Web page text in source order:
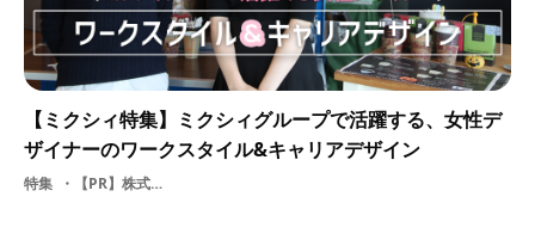
【ミクシィ特集】ミクシィグループで活躍する、女性デ
ザイナーのワークスタイル&キャリアデザイン
特集 【PR】株式会社ミクシィmixi女性子供